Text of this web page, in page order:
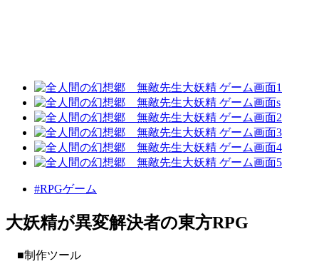
#RPGゲーム
大妖精が異変解決者の東方RPG
■制作ツール